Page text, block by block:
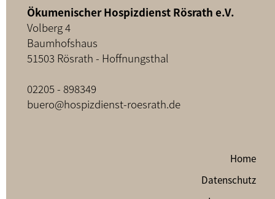
Ökumenischer Hospizdienst Rösrath e.V.
Volberg 4
Baumhofshaus
51503 Rösrath - Hoffnungsthal
02205 - 898349
buero@hospizdienst-roesrath.de
Home
Datenschutz